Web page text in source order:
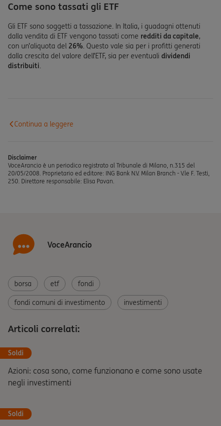
Come sono tassati gli ETF
Gli ETF sono soggetti a tassazione. In Italia, i guadagni ottenuti
dalla vendita di ETF vengono tassati come redditi da capitale,
con un’aliquota del 26%. Questo vale sia per i profitti generati
dalla crescita del valore dell’ETF, sia per eventuali dividendi
distribuiti.
Continua a leggere
Disclaimer
VoceArancio è un periodico registrato al Tribunale di Milano, n.315 del
20/05/2008. Proprietario ed editore: ING Bank N.V. Milan Branch - V.le F. Testi,
250. Direttore responsabile: Elisa Pavan.
VoceArancio
borsa etf fondi
fondi comuni di investimento investimenti
Articoli correlati:
Soldi
Azioni: cosa sono, come funzionano e come sono usate
negli investimenti
Soldi